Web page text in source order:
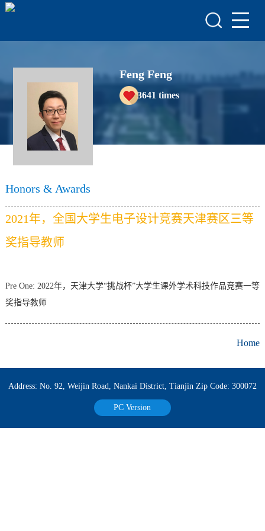
HONORS & AWARDS
ACHIEVEMENTS
COURSES
Feng Feng
3641 times
Honors & Awards
2021年，全国大学生电子设计竞赛天津赛区三等
奖指导教师
Pre One: 2022年，天津大学“挑战杯”大学生课外学术科技作品竞赛一等
奖指导教师
Home
Address: No. 92, Weijin Road, Nankai District, Tianjin Zip Code: 300072
PC Version